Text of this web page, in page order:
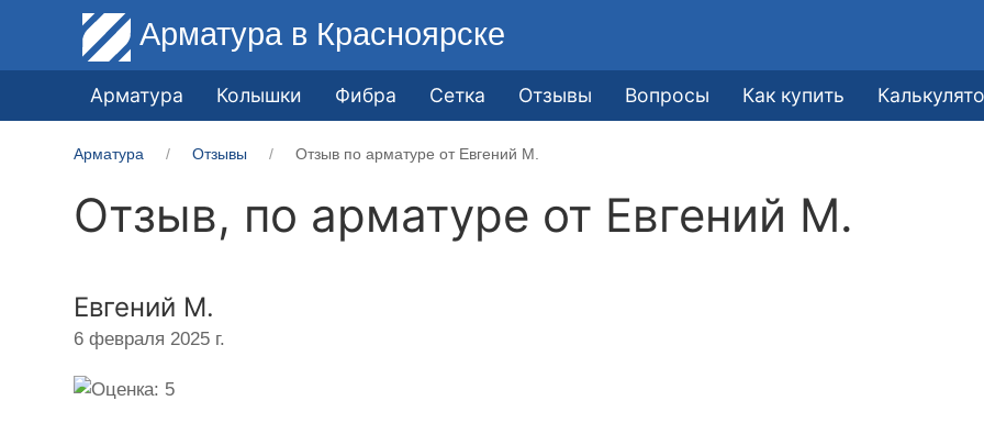
Арматура в Красноярске
Арматура Колышки Фибра Сетка Отзывы Вопросы Как купить
Арматура Отзывы Отзыв по арматуре от ​Евгений М.
Отзыв, по арматуре от ​Евгений М.
​Евгений М.
6 февраля 2025 г.